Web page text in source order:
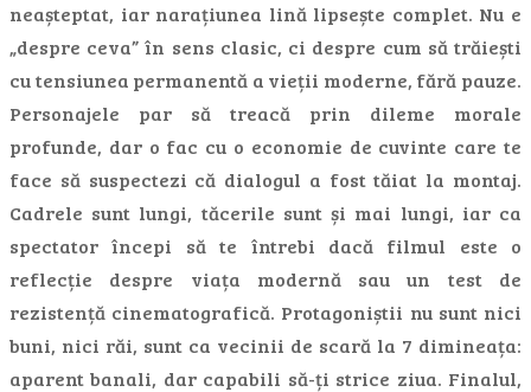
neașteptat, iar narațiunea lină lipsește complet. Nu e
„despre ceva” în sens clasic, ci despre cum să trăiești
cu tensiunea permanentă a vieții moderne, fără pauze.
Personajele par să treacă prin dileme morale
profunde, dar o fac cu o economie de cuvinte care te
face să suspectezi că dialogul a fost tăiat la montaj.
Cadrele sunt lungi, tăcerile sunt și mai lungi, iar ca
spectator începi să te întrebi dacă filmul este o
reflecție despre viața modernă sau un test de
rezistență cinematografică. Protagoniștii nu sunt nici
buni, nici răi, sunt ca vecinii de scară la 7 dimineața:
aparent banali, dar capabili să-ți strice ziua. Finalul,